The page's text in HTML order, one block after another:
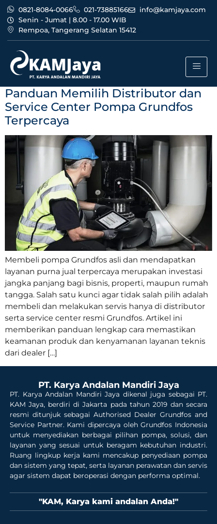
0821-8084-0066 021-73885166
info@kamjaya.com
Senin - Jumat | 8.00 - 17.00 WIB
Rempoa, Tangerang Selatan 15412
Tag:
terpercaya
Panduan Memilih Distributor dan
Service Center Pompa Grundfos
Terpercaya
Membeli pompa Grundfos asli dan mendapatkan
layanan purna jual terpercaya merupakan investasi
jangka panjang bagi bisnis, properti, maupun rumah
tangga. Salah satu kunci agar tidak salah pilih adalah
membeli dan melakukan servis hanya di distributor
serta service center resmi Grundfos. Artikel ini
memberikan panduan lengkap cara memastikan
keamanan produk dan kenyamanan layanan teknis
dari dealer […]
PT. Karya Andalan Mandiri Jaya
PT. Karya Andalan Mandiri Jaya dikenal juga sebagai PT.
KAM Jaya, berdiri di Jakarta pada tahun 2019 dan secara
resmi ditunjuk sebagai Authorised Dealer Grundfos and
Service Partner. Kami dipercaya oleh Grundfos Indonesia
untuk menyediakan berbagai pilihan pompa, solusi, dan
layanan yang sesuai untuk beragam kebutuhan industri.
Ruang lingkup kerja kami mencakup penyediaan pompa
dan sistem yang tepat, serta layanan perawatan dan servis
agar sistem dapat beroperasi dengan performa optimal.
"KAM, Karya kami andalan Anda!"